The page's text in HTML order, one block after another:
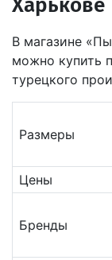
Харькове
В магазине
можно купить
турецкого
Размеры
Цены
Бренды